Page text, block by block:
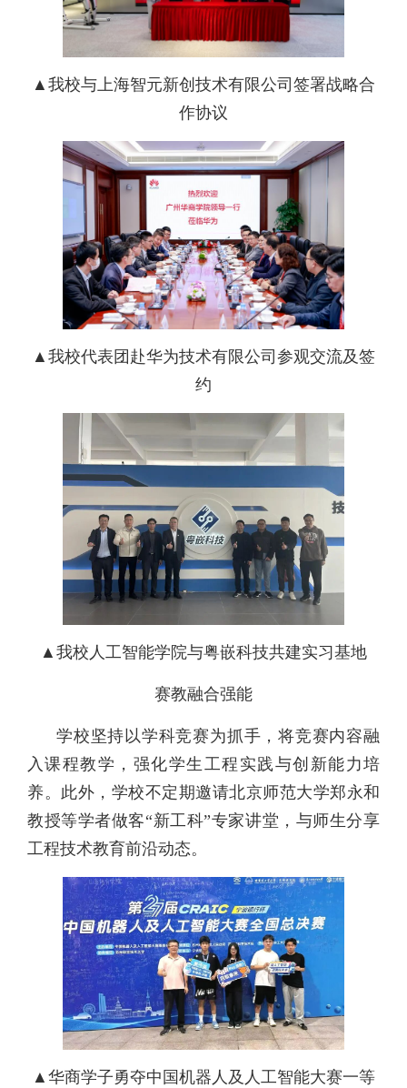
▲我校与上海智元新创技术有限公司 签署战略合
作协议
▲我校代表团赴华为技术有限公司 参观交流及签
约
▲我校人工智能学院与粤嵌科技共建实习基地
赛教融合强能
学校坚持以学科竞赛为抓手，将竞赛内容融
入课程教学，强化学生工程实践与创新能力培
养。此外，学校不定期邀请北京师范大学郑永和
教授等学者做客“新工科”专家讲堂，与师生分享
工程技术教育前沿动态。
▲华商学子勇夺中国机器人及人工智能大赛一等